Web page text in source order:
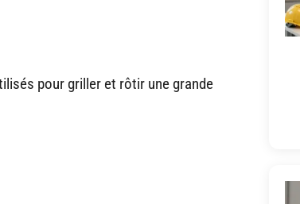
pour griller et rôtir une grande